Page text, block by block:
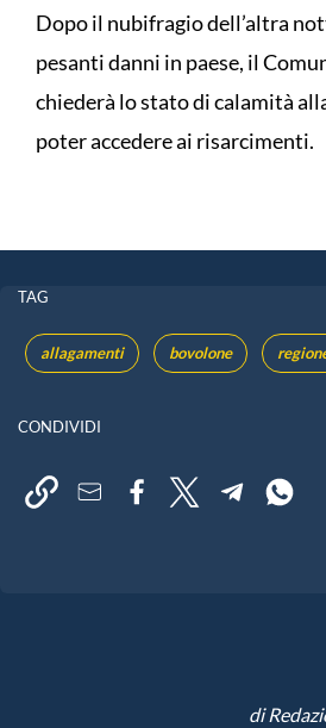
Dopo il nubifragio dell’altra
pesanti danni in paese, il
chiederà lo stato di calamità
poter accedere ai risarcimenti.
TAG
allagamenti bovolone
CONDIVIDI
di